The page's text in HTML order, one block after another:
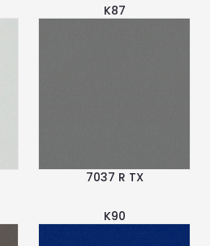
K87
7037 R TX
K90